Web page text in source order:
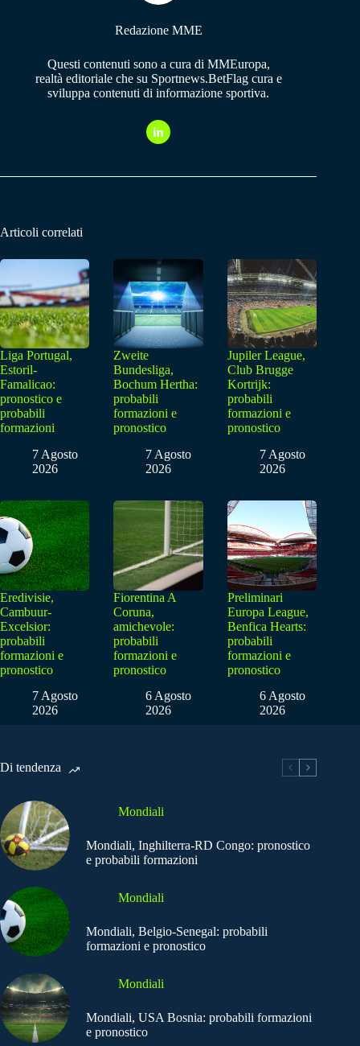
Redazione MME
Questi contenuti sono a cura di MMEuropa,
realtà editoriale che su Sportnews.BetFlag cura e
sviluppa contenuti di informazione sportiva.
Articoli correlati
Liga Portugal,
Estoril-
Famalicao:
pronostico e
probabili
formazioni
7 Agosto
2026
Zweite
Bundesliga,
Bochum Hertha:
probabili
formazioni e
pronostico
7 Agosto
2026
Jupiler League,
Club Brugge
Kortrijk:
probabili
formazioni e
pronostico
7 Agosto
2026
Eredivisie,
Cambuur-
Excelsior:
probabili
formazioni e
pronostico
7 Agosto
2026
Fiorentina A
Coruna,
amichevole:
probabili
formazioni e
pronostico
6 Agosto
2026
Preliminari
Europa League,
Benfica Hearts:
probabili
formazioni e
pronostico
6 Agosto
2026
Di tendenza
Mondiali
Mondiali, Inghilterra-RD Congo: pronostico
e probabili formazioni
Mondiali
Mondiali, Belgio-Senegal: probabili
formazioni e pronostico
Mondiali
Mondiali, USA Bosnia: probabili formazioni
e pronostico